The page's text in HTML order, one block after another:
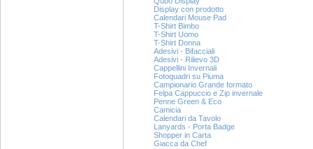
Display con prodotto
Calendari Mouse Pad
T-Shirt Bimbo
T-Shirt Uomo
T-Shirt Donna
Adesivi - Bifacciali
Adesivi - Rilievo 3D
Cappellini Invernali
Fotoquadri su Piuma
Campionario Grande formato
Felpa Cappuccio e Zip invernale
Penne Green & Eco
Camicia
Calendari da Tavolo
Lanyards - Porta Badge
Shopper in Carta
Giacca da Chef